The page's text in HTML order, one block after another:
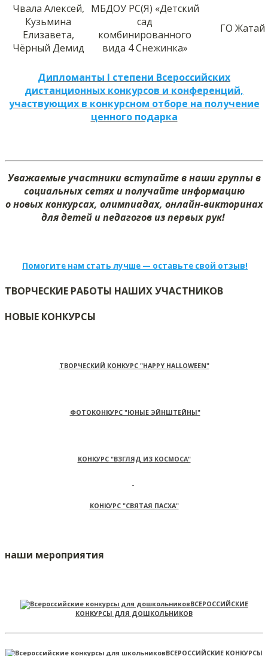
Чвала Алексей,
Кузьмина
Елизавета,
Чёрный Демид
МБДОУ РС(Я) «Детский
сад
комбинированного
вида 4 Снежинка»
ГО Жатай
Дипломанты I степени Всероссийских
дистанционных конкурсов и конференций,
участвующих в конкурсном отборе на получение
ценного подарка
Уважаемые участники вступайте в наши группы в
социальных сетях и получайте информацию
о новых конкурсах, олимпиадах, онлайн-викторинах
для детей и педагогов из первых рук!
Помогите нам стать лучше — оставьте свой отзыв!
ТВОРЧЕСКИЕ РАБОТЫ НАШИХ УЧАСТНИКОВ
НОВЫЕ КОНКУРСЫ
ТВОРЧЕСКИЙ КОНКУРС "HAPPY HALLOWEEN"
ФОТОКОНКУРС "ЮНЫЕ ЭЙНШТЕЙНЫ"
КОНКУРС "ВЗГЛЯД ИЗ КОСМОСА"
КОНКУРС "СВЯТАЯ ПАСХА"
наши мероприятия
ВСЕРОССИЙСКИЕ
КОНКУРСЫ ДЛЯ ДОШКОЛЬНИКОВ
ВСЕРОССИЙСКИЕ КОНКУРСЫ